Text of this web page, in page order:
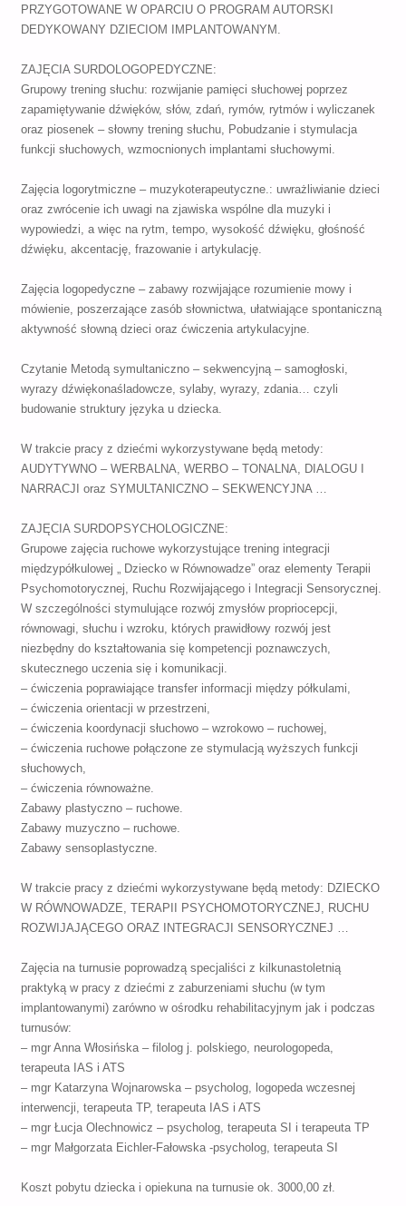
PRZYGOTOWANE W OPARCIU O PROGRAM AUTORSKI
DEDYKOWANY DZIECIOM IMPLANTOWANYM.
ZAJĘCIA SURDOLOGOPEDYCZNE:
Grupowy trening słuchu: rozwijanie pamięci słuchowej poprzez
zapamiętywanie dźwięków, słów, zdań, rymów, rytmów i wyliczanek
oraz piosenek – słowny trening słuchu, Pobudzanie i stymulacja
funkcji słuchowych, wzmocnionych implantami słuchowymi.
Zajęcia logorytmiczne – muzykoterapeutyczne.: uwrażliwianie dzieci
oraz zwrócenie ich uwagi na zjawiska wspólne dla muzyki i
wypowiedzi, a więc na rytm, tempo, wysokość dźwięku, głośność
dźwięku, akcentację, frazowanie i artykulację.
Zajęcia logopedyczne – zabawy rozwijające rozumienie mowy i
mówienie, poszerzające zasób słownictwa, ułatwiające spontaniczną
aktywność słowną dzieci oraz ćwiczenia artykulacyjne.
Czytanie Metodą symultaniczno – sekwencyjną – samogłoski,
wyrazy dźwiękonaśladowcze, sylaby, wyrazy, zdania… czyli
budowanie struktury języka u dziecka.
W trakcie pracy z dziećmi wykorzystywane będą metody:
AUDYTYWNO – WERBALNA, WERBO – TONALNA, DIALOGU I
NARRACJI oraz SYMULTANICZNO – SEKWENCYJNA …
ZAJĘCIA SURDOPSYCHOLOGICZNE:
Grupowe zajęcia ruchowe wykorzystujące trening integracji
międzypółkulowej „ Dziecko w Równowadze” oraz elementy Terapii
Psychomotorycznej, Ruchu Rozwijającego i Integracji Sensorycznej.
W szczególności stymulujące rozwój zmysłów propriocepcji,
równowagi, słuchu i wzroku, których prawidłowy rozwój jest
niezbędny do kształtowania się kompetencji poznawczych,
skutecznego uczenia się i komunikacji.
– ćwiczenia poprawiające transfer informacji między półkulami,
– ćwiczenia orientacji w przestrzeni,
– ćwiczenia koordynacji słuchowo – wzrokowo – ruchowej,
– ćwiczenia ruchowe połączone ze stymulacją wyższych funkcji
słuchowych,
– ćwiczenia równoważne.
Zabawy plastyczno – ruchowe.
Zabawy muzyczno – ruchowe.
Zabawy sensoplastyczne.
W trakcie pracy z dziećmi wykorzystywane będą metody: DZIECKO
W RÓWNOWADZE, TERAPII PSYCHOMOTORYCZNEJ, RUCHU
ROZWIJAJĄCEGO ORAZ INTEGRACJI SENSORYCZNEJ …
Zajęcia na turnusie poprowadzą specjaliści z kilkunastoletnią
praktyką w pracy z dziećmi z zaburzeniami słuchu (w tym
implantowanymi) zarówno w ośrodku rehabilitacyjnym jak i podczas
turnusów:
– mgr Anna Włosińska – filolog j. polskiego, neurologopeda,
terapeuta IAS i ATS
– mgr Katarzyna Wojnarowska – psycholog, logopeda wczesnej
interwencji, terapeuta TP, terapeuta IAS i ATS
– mgr Łucja Olechnowicz – psycholog, terapeuta SI i terapeuta TP
– mgr Małgorzata Eichler-Fałowska -psycholog, terapeuta SI
Koszt pobytu dziecka i opiekuna na turnusie ok. 3000,00 zł.